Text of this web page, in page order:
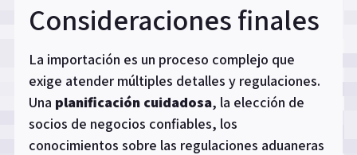
Consideraciones finales
La importación es un proceso complejo que
exige atender múltiples detalles y regulaciones.
Una planificación cuidadosa, la elección de
socios de negocios confiables, los
conocimientos sobre las regulaciones aduaneras